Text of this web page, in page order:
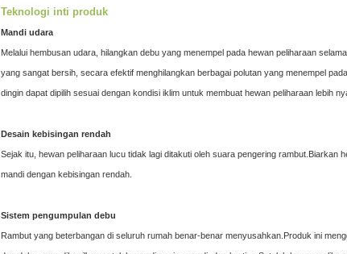
Teknologi inti produk
Mandi udara
Melalui hembusan udara, hilangkan debu yang menempel pada hewan peliharaan
yang sangat bersih, secara efektif menghilangkan berbagai polutan yang menempel
dingin dapat dipilih sesuai dengan kondisi iklim untuk membuat hewan peliharaan lebih
Desain kebisingan rendah
Sejak itu, hewan peliharaan lucu tidak lagi ditakuti oleh suara pengering rambut.Biarkan
mandi dengan kebisingan rendah.
Sistem pengumpulan debu
Rambut yang beterbangan di seluruh rumah benar-benar menyusahkan.Produk ini